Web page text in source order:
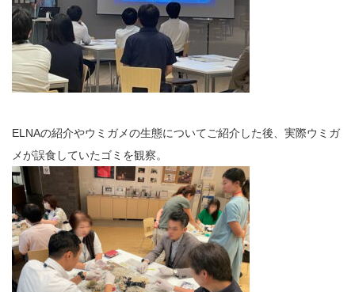
ELNAの紹介やウミガメの生態についてご紹介した後、実際ウミガ
メが誤食していたゴミを観察。